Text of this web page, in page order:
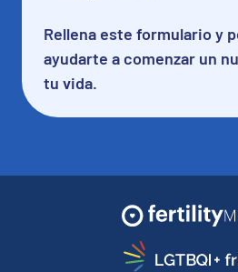
Rellena este formulario y
ayudarte a comenzar un
tu vida.